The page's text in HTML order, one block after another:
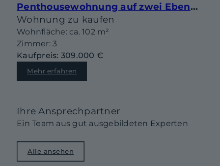
Penthousewohnung auf zwei Ebenen mit sonniger Dachterrasse in begehrter Lage von Leer-Loga
Wohnung zu kaufen
Wohnfläche: ca. 102 m²
Zimmer: 3
Kaufpreis: 309.000 €
Mehr erfahren
Ihre Ansprechpartner
Ein Team aus gut ausgebildeten Experten
Alle ansehen